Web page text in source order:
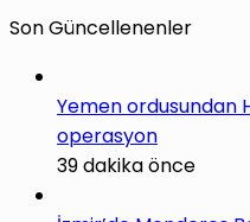
Son Güncellenenler
Yemen ordusundan
operasyon
39 dakika önce